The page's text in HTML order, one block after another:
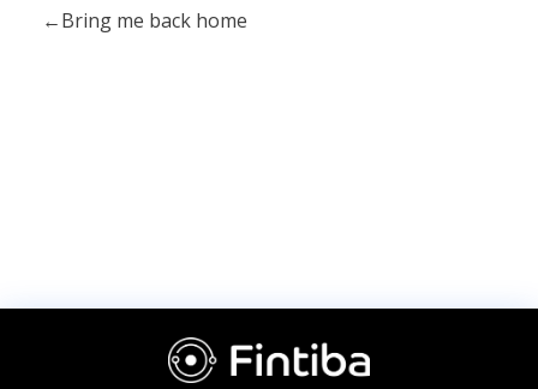
Bring me back home